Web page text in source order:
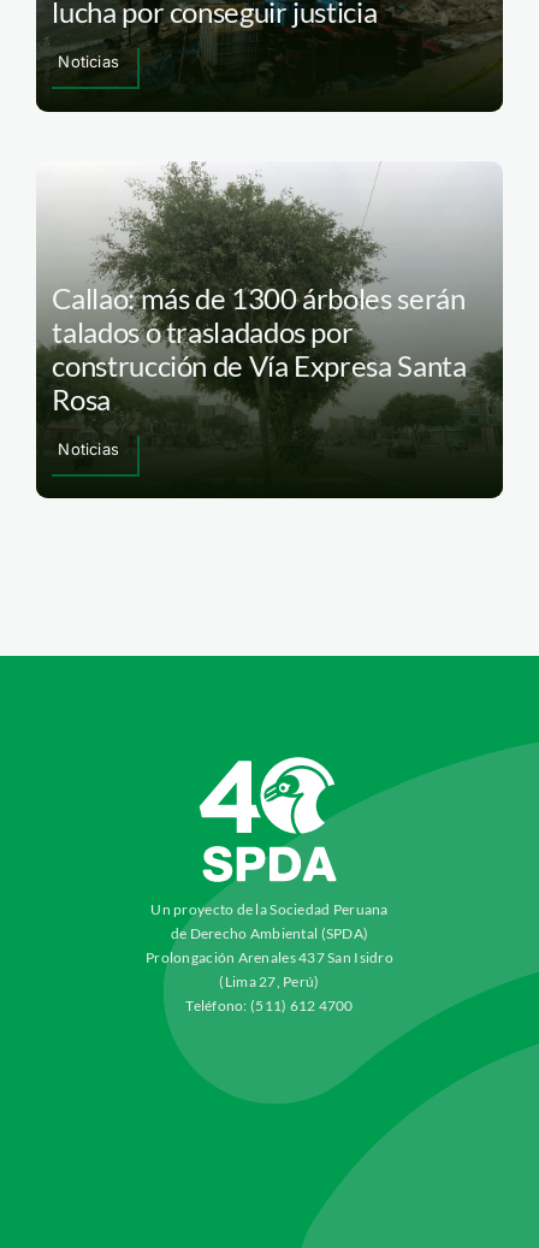
lucha por conseguir justicia
Noticias
Callao: más de 1300 árboles serán
talados o trasladados por
construcción de Vía Expresa Santa
Rosa
Noticias
Un proyecto de la Sociedad Peruana
de Derecho Ambiental (SPDA)
Prolongación Arenales 437 San Isidro
(Lima 27, Perú)
Teléfono: (511) 612 4700